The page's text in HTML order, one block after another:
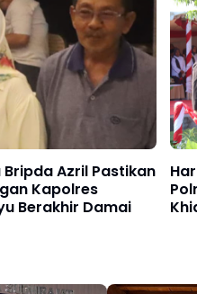
Bripda Azril Pastikan
Kapolres
Berakhir Damai